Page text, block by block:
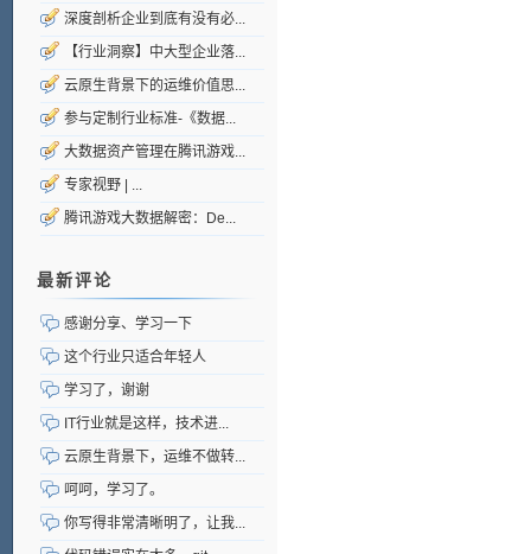
深度剖析企业到底有没有必...
【行业洞察】中大型企业落...
云原生背景下的运维价值思...
参与定制行业标准-《数据...
大数据资产管理在腾讯游戏...
专家视野 | ...
腾讯游戏大数据解密：De...
最新评论
感谢分享、学习一下
这个行业只适合年轻人
学习了，谢谢
IT行业就是这样，技术进...
云原生背景下，运维不做转...
呵呵，学习了。
你写得非常清晰明了，让我...